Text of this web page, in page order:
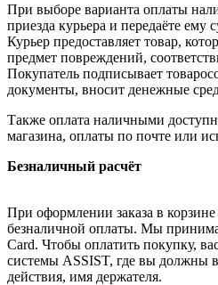
При выборе варианта оплаты
приезда курьера и передаёте ему
Курьер предоставляет товар,
предмет повреждений,
Покупатель подписывает
документы, вносит денежные
Также оплата наличными
магазина, оплаты по почте или
Безналичный расчёт
При оформлении заказа в
безналичной оплаты. Мы
Card. Чтобы оплатить покупку,
системы ASSIST, где вы должны
действия, имя держателя.